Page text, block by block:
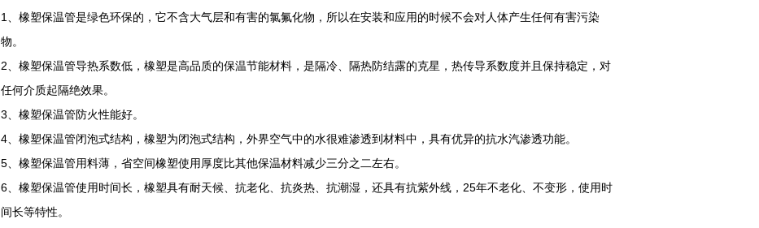
1、橡塑保温管是绿色环保的，它不含大气层和有害的氯氟化物，所以在安装和应用的时候不会对人体产生任何有害污染
物。
2、橡塑保温管导热系数低，橡塑是高品质的保温节能材料，是隔冷、隔热防结露的克星，热传导系数度并且保持稳定，对
任何介质起隔绝效果。
3、橡塑保温管防火性能好。
4、橡塑保温管闭泡式结构，橡塑为闭泡式结构，外界空气中的水很难渗透到材料中，具有优异的抗水汽渗透功能。
5、橡塑保温管用料薄，省空间橡塑使用厚度比其他保温材料减少三分之二左右。
6、橡塑保温管使用时间长，橡塑具有耐天候、抗老化、抗炎热、抗潮湿，还具有抗紫外线，25年不老化、不变形，使用时
间长等特性。